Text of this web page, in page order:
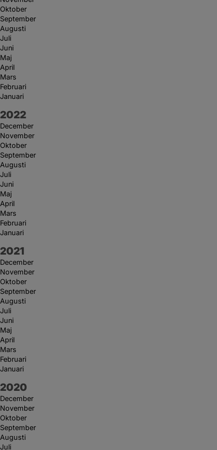
Oktober
September
Augusti
Juli
Juni
Maj
April
Mars
Februari
Januari
År:
2022
December
November
Oktober
September
Augusti
Juli
Juni
Maj
April
Mars
Februari
Januari
År:
2021
December
November
Oktober
September
Augusti
Juli
Juni
Maj
April
Mars
Februari
Januari
År:
2020
December
November
Oktober
September
Augusti
Juli